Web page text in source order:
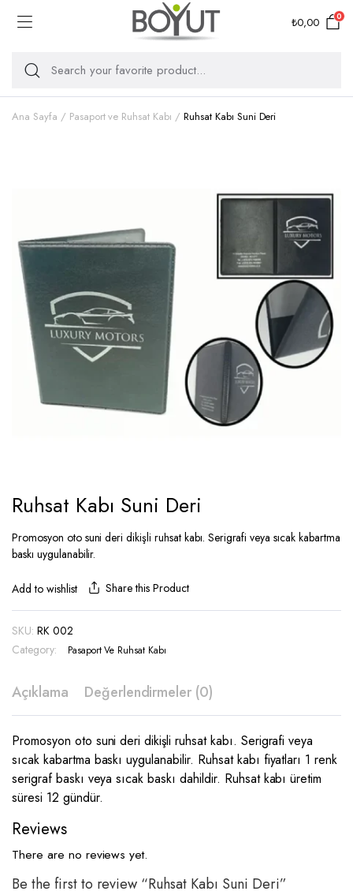
₺0,00 0
Ana Sayfa Pasaport ve Ruhsat Kabı Ruhsat Kabı Suni Deri
Ruhsat Kabı Suni Deri
Promosyon oto suni deri dikişli ruhsat kabı. Serigrafi veya sıcak kabartma
baskı uygulanabilir.
Add to wishlist Share this Product
SKU: RK 002
Category:
Pasaport Ve Ruhsat Kabı
Açıklama Değerlendirmeler (0)
Promosyon oto suni deri dikişli ruhsat kabı. Serigrafi veya
sıcak kabartma baskı uygulanabilir. Ruhsat kabı fiyatları 1 renk
serigraf baskı veya sıcak baskı dahildir. Ruhsat kabı üretim
süresi 12 gündür.
Reviews
There are no reviews yet.
Be the first to review “Ruhsat Kabı Suni Deri”